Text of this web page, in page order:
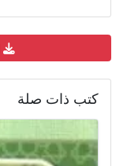
كتب ذات صلة